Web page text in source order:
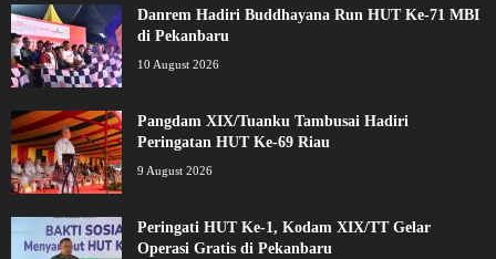
Danrem Hadiri Buddhayana Run HUT Ke-71 MBI
di Pekanbaru
10 August 2026
Pangdam XIX/Tuanku Tambusai Hadiri
Peringatan HUT Ke-69 Riau
9 August 2026
Peringati HUT Ke-1, Kodam XIX/TT Gelar
Operasi Gratis di Pekanbaru